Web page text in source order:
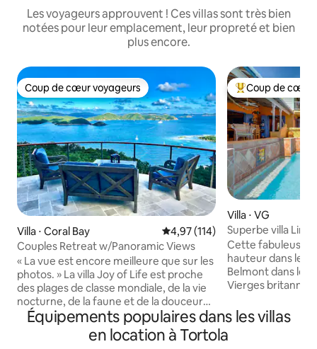
Les voyageurs approuvent ! Ces villas sont très bien
notées pour leur emplacement, leur propreté et bien
plus encore.
Coup de cœur voyageurs
Coup de cœur voyageurs
Villa ⋅ Coral Bay Évaluation moyenne sur la
4,97 (114)
Couples Retreat w/Panoramic Views
« La vue est encore meilleure que sur les
photos. » La villa Joy of Life est proche
des plages de classe mondiale, de la vie
nocturne, de la faune et de la douceur
de vivre ! Profitez des brises des alizés
ou de la climatisation dans toute la villa.
WiFi rapide, plus un bureau, pour
Coups de cœur
Coup de cœur
Villa ⋅ VG
Superbe villa
designer.
Cette fabuleuse
hauteur dans le
Belmont dans le
Vierges
rêve de tout
vives, des
soleil et lune qui
Équipements populaires dans les villas
en location à Tortola